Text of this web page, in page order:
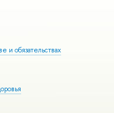
и обязательствах